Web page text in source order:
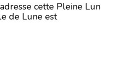
cette Pleine Lun
de Lune est